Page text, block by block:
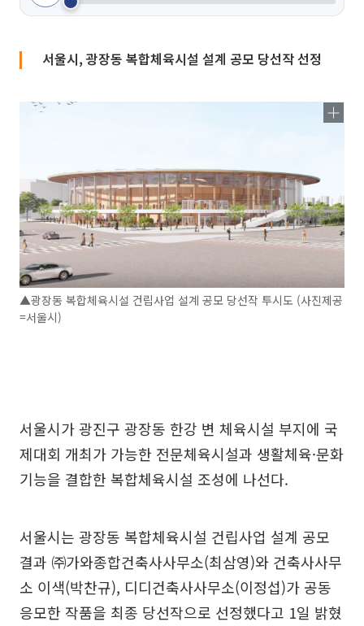
서울시, 광장동 복합체육시설 설계 공모 당선작 선정
▲광장동 복합체육시설 건립사업 설계 공모 당선작 투시도 (사진제공
=서울시)
서울시가 광진구 광장동 한강 변 체육시설 부지에 국
제대회 개최가 가능한 전문체육시설과 생활체육·문화
기능을 결합한 복합체육시설 조성에 나선다.
서울시는 광장동 복합체육시설 건립사업 설계 공모
결과 ㈜가와종합건축사사무소(최삼영)와 건축사사무
소 이색(박찬규), 디디건축사사무소(이정섭)가 공동
응모한 작품을 최종 당선작으로 선정했다고 1일 밝혔